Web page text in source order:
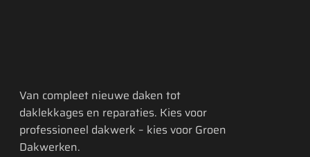
Van compleet nieuwe daken tot
daklekkages en reparaties. Kies voor
professioneel dakwerk – kies voor Groen
Dakwerken.